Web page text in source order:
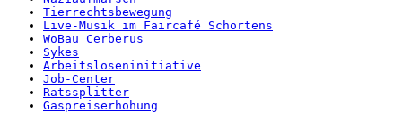
Tierrechtsbewegung
Live-Musik im Faircafé Schortens
WoBau Cerberus
Sykes
Arbeitsloseninitiative
Job-Center
Ratssplitter
Gaspreiserhöhung